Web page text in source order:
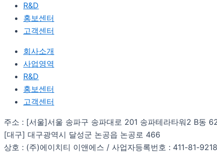
R&D
홍보센터
고객센터
회사소개
사업영역
R&D
홍보센터
고객센터
주소 : [서울]서울 송파구 송파대로 201 송파테라타워2 B동
[대구] 대구광역시 달성군 논공읍 논공로 466
상호 : (주)에이치티 이앤에스 / 사업자등록번호 : 411-81-